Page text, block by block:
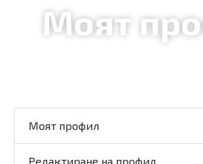
Моят
Моят профил
Редактиране на профил